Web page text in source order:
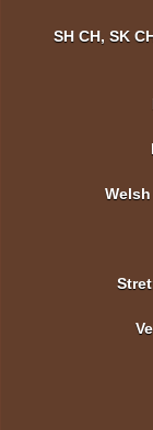
SH CH, SK